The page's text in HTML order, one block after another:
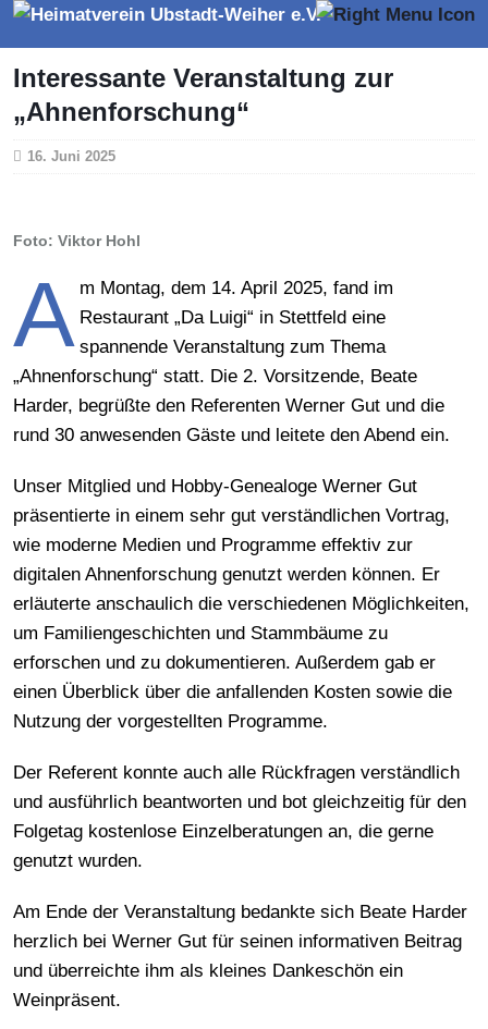
Interessante Veranstaltung zur
„Ahnenforschung“
16. Juni 2025
Foto: Viktor Hohl
A m Montag, dem 14. April 2025, fand im
Restaurant „Da Luigi“ in Stettfeld eine
spannende Veranstaltung zum Thema
„Ahnenforschung“ statt. Die 2. Vorsitzende, Beate
Harder, begrüßte den Referenten Werner Gut und die
rund 30 anwesenden Gäste und leitete den Abend ein.
Unser Mitglied und Hobby-Genealoge Werner Gut
präsentierte in einem sehr gut verständlichen Vortrag,
wie moderne Medien und Programme effektiv zur
digitalen Ahnenforschung genutzt werden können. Er
erläuterte anschaulich die verschiedenen Möglichkeiten,
um Familiengeschichten und Stammbäume zu
erforschen und zu dokumentieren. Außerdem gab er
einen Überblick über die anfallenden Kosten sowie die
Nutzung der vorgestellten Programme.
Der Referent konnte auch alle Rückfragen verständlich
und ausführlich beantworten und bot gleichzeitig für den
Folgetag kostenlose Einzelberatungen an, die gerne
genutzt wurden.
Am Ende der Veranstaltung bedankte sich Beate Harder
herzlich bei Werner Gut für seinen informativen Beitrag
und überreichte ihm als kleines Dankeschön ein
Weinpräsent.